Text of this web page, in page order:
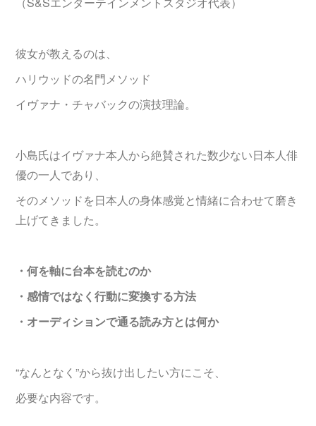
彼女が教えるのは、
ハリウッドの名門メソッド
イヴァナ・チャバックの演技理論。
小島氏はイヴァナ本人から絶賛された数少ない日本人俳
優の一人であり、
そのメソッドを日本人の身体感覚と情緒に合わせて磨き
上げてきました。
・何を軸に台本を読むのか
・感情ではなく行動に変換する方法
・オーディションで通る読み方とは何か
“なんとなく”から抜け出したい方にこそ、
必要な内容です。